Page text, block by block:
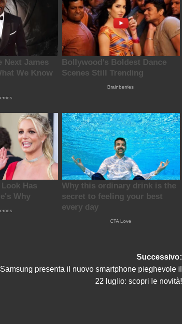
Successivo:
Samsung presenta il nuovo smartphone pieghevole il
22 luglio: scopri le novità!